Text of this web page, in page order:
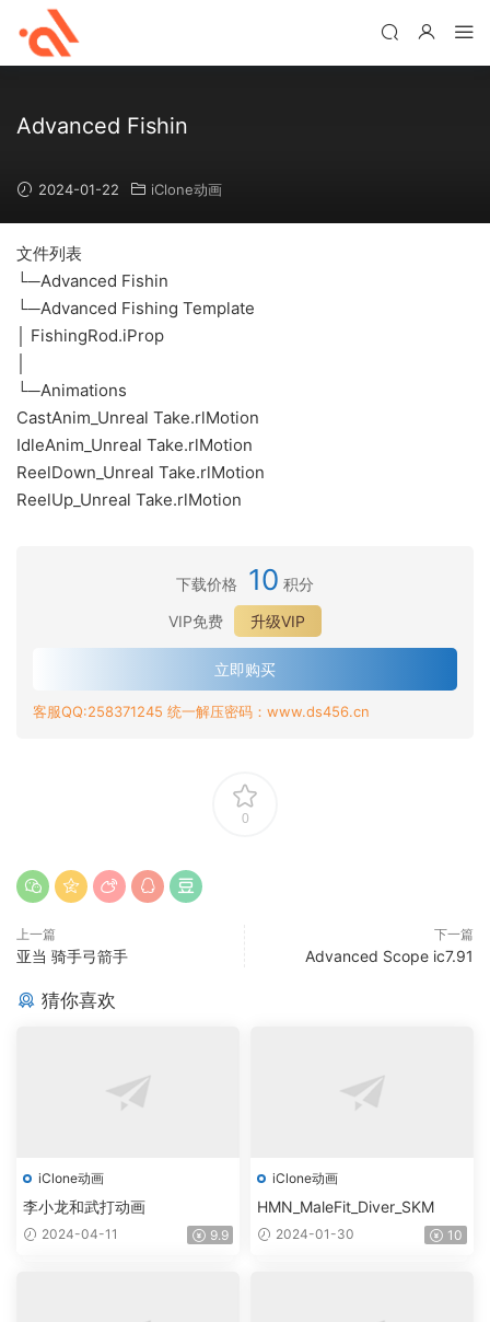
Advanced Fishin
2024-01-22 iClone动画
文件列表
└─Advanced Fishin
└─Advanced Fishing Template
│ FishingRod.iProp
└─Animations
CastAnim_Unreal Take.rlMotion
IdleAnim_Unreal Take.rlMotion
ReelDown_Unreal Take.rlMotion
ReelUp_Unreal Take.rlMotion
下载价格 10 积分
VIP免费
升级VIP
立即购买
客服QQ:258371245 统一解压密码：www.ds456.cn
0
上一篇
亚当 骑手弓箭手
下一篇
Advanced Scope ic7.91
猜你喜欢
iClone动画
李小龙和武打动画
2024-04-11 9.9
iClone动画
HMN_MaleFit_Diver_SKM
2024-01-30 10